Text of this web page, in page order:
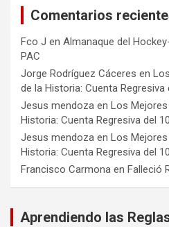
Comentarios
Fco J en Almanaque del
PAC
Jorge Rodríguez Cáceres en
de la Historia: Cuenta Regresiva
Jesus mendoza en Los
Historia: Cuenta Regresiva del
Jesus mendoza en Los
Historia: Cuenta Regresiva del
Francisco Carmona en Falleció
Aprendiendo las